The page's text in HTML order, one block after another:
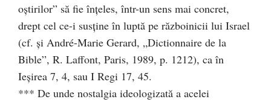
oştirilor” să fie înţeles, într-un sens mai concret,
drept cel ce-i susţine în luptă pe războinicii lui Israel
(cf. şi André-Marie Gerard, „Dictionnaire de la
Bible”, R. Laffont, Paris, 1989, p. 1212), ca în
Ieşirea 7, 4, sau I Regi 17, 45.
*** De unde nostalgia ideologizată a acelei